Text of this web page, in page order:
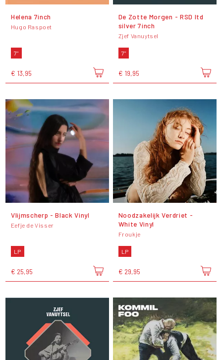
Helena 7inch
Hugo Raspoet
7"
€ 13,95
De Zotte Morgen - RSD ltd
silver 7inch
Zjef Vanuytsel
7"
€ 19,95
Vlijmscherp - Black Vinyl
Eefje de Visser
LP
€ 25,95
Noodzakelijk Verdriet -
White Vinyl
Froukje
LP
€ 29,95